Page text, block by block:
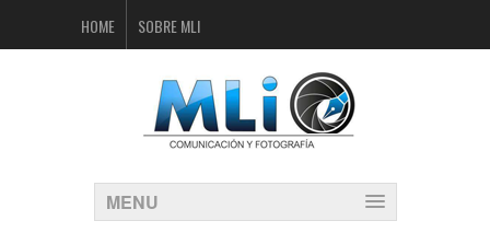
HOME SOBRE MLI
MENU